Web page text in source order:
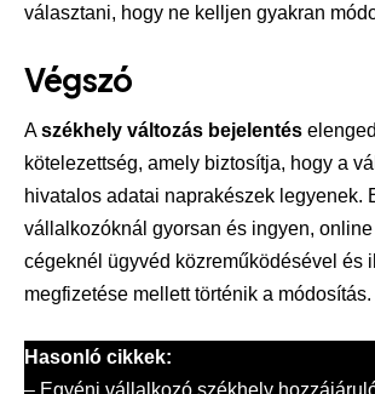
választani, hogy ne kelljen gyakran
Végszó
Aszékhely változás bejelentés
kötelezettség, amely biztosítja, hogy a
hivatalos adatai naprakészek legyenek.
vállalkozóknál gyorsan és ingyen,
cégeknél ügyvéd közreműködésével és
megfizetése mellett történik a módosítás.
Hasonló cikkek: